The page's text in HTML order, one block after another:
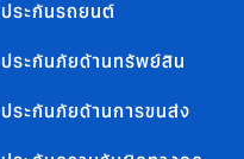
ประกันรถยนต์
ประกันภัยด้านทรัพย์สิน
ประกันภัยด้านการขนส่ง